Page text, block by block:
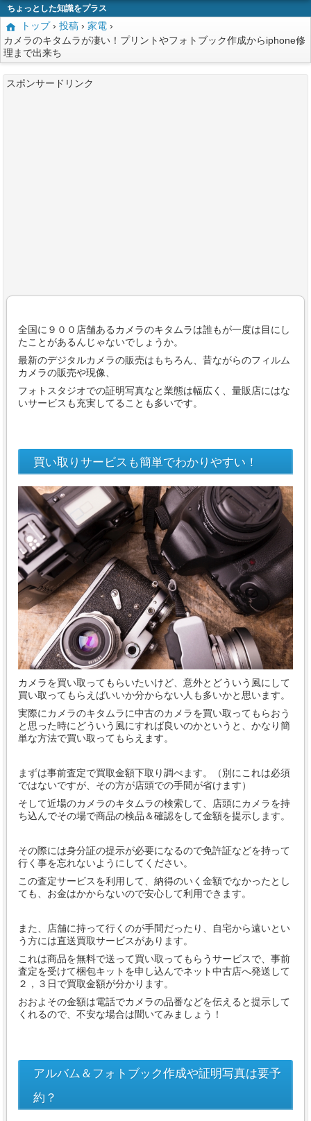
ちょっとした知識をプラス
トップ› 投稿 › 家電 ›
カメラのキタムラが凄い！プリントやフォトブック作成からiphone修
理まで出来ち
スポンサードリンク
全国に９００店舗あるカメラのキタムラは誰もが一度は目にし
たことがあるんじゃないでしょうか。
最新のデジタルカメラの販売はもちろん、昔ながらのフィルム
カメラの販売や現像、
フォトスタジオでの証明写真なと業態は幅広く、量販店にはな
いサービスも充実してることも多いです。
買い取りサービスも簡単でわかりやすい！
カメラを買い取ってもらいたいけど、意外とどういう風にして
買い取ってもらえばいいか分からない人も多いかと思います。
実際にカメラのキタムラに中古のカメラを買い取ってもらおう
と思った時にどういう風にすれば良いのかというと、かなり簡
単な方法で買い取ってもらえます。
まずは事前査定で買取金額下取り調べます。（別にこれは必須
ではないですが、その方が店頭での手間が省けます）
そして近場のカメラのキタムラの検索して、店頭にカメラを持
ち込んでその場で商品の検品＆確認をして金額を提示します。
その際には身分証の提示が必要になるので免許証などを持って
行く事を忘れないようにしてください。
この査定サービスを利用して、納得のいく金額でなかったとし
ても、お金はかからないので安心して利用できます。
また、店舗に持って行くのが手間だったり、自宅から遠いとい
う方には直送買取サービスがあります。
これは商品を無料で送って買い取ってもらうサービスで、事前
査定を受けて梱包キットを申し込んでネット中古店へ発送して
２，３日で買取金額が分かります。
おおよその金額は電話でカメラの品番などを伝えると提示して
くれるので、不安な場合は聞いてみましょう！
アルバム＆フォトブック作成や証明写真は要予
約？